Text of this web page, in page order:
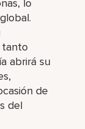
lo
tanto
abrirá su
de
del